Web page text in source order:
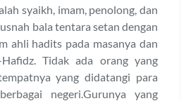
syaikh, imam, penolong, dan
bala tentara setan dengan
ahli hadits pada masanya dan
Tidak ada orang yang
yang didatangi para
negeri.Gurunya yang